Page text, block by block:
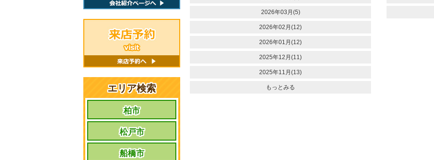
2026年03月(5)
2026年02月(12)
2026年01月(12)
2025年12月(11)
2025年11月(13)
もっとみる
エリア検索
柏市
松戸市
船橋市